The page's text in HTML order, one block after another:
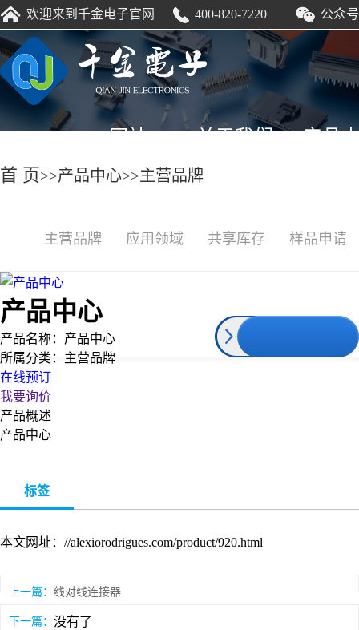
HTH.COM
欢迎来到千金电子官网 400-820-7220 公众号
网站 关于我们 产品
首 页>>产品中心>>主营品牌
主营品牌 应用领域 共享库存 样品申请
产品中心
产品名称： 产品中心
所属分类： 主营品牌
在线预订
我要询价
产品概述
产品中心
标签
本文网址：//alexiorodrigues.com/product/920.html
上一篇： 线对线连接器
下一篇： 没有了